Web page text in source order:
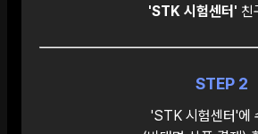
'STK 시험센터' 친
STEP 2
'STK 시험센터'에